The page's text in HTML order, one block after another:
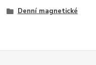
Denní magnetické